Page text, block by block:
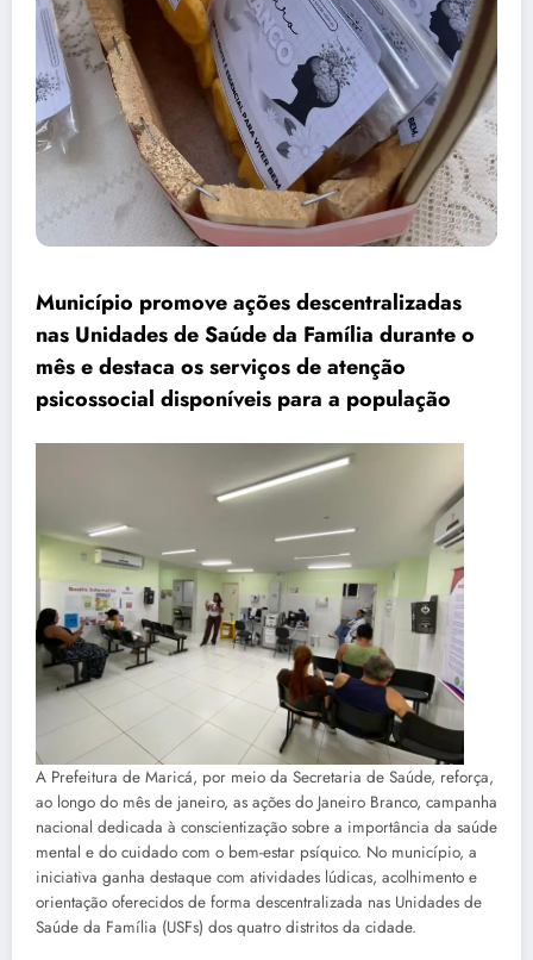
Município promove ações descentralizadas
nas Unidades de Saúde da Família durante o
mês e destaca os serviços de atenção
psicossocial disponíveis para a população
A Prefeitura de Maricá, por meio da Secretaria de Saúde, reforça,
ao longo do mês de janeiro, as ações do Janeiro Branco, campanha
nacional dedicada à conscientização sobre a importância da saúde
mental e do cuidado com o bem-estar psíquico. No município, a
iniciativa ganha destaque com atividades lúdicas, acolhimento e
orientação oferecidos de forma descentralizada nas Unidades de
Saúde da Família (USFs) dos quatro distritos da cidade.